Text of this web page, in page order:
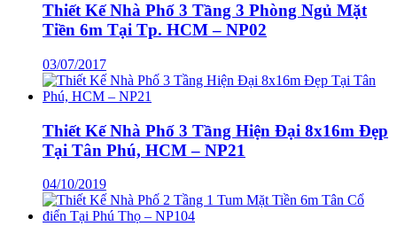
Thiết Kế Nhà Phố 3 Tầng 3 Phòng Ngủ Mặt
Tiền 6m Tại Tp. HCM – NP02
03/07/2017
Thiết Kế Nhà Phố 3 Tầng Hiện Đại 8x16m Đẹp
Tại Tân Phú, HCM – NP21
04/10/2019